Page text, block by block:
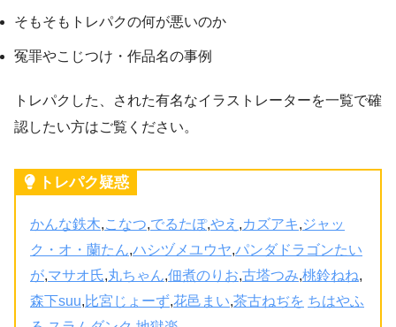
そもそもトレパクの何が悪いのか
冤罪やこじつけ・作品名の事例
トレパクした、された有名なイラストレーターを一覧で確
認したい方はご覧ください。
トレパク疑惑
かんな鉄木,こなつ,でるたぽ,やえ ,カズアキ,ジャッ
ク・オ・蘭たん,ハシヅメユウヤ,パンダドラゴンたい
が,マサオ氏,丸ちゃん,佃煮のりお,古塔つみ,桃鈴ねね,
森下suu,比宮じょーず,花邑まい,茶古ねぢを ちはやふ